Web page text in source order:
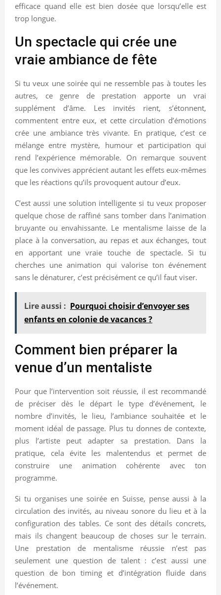
efficace quand elle est bien dosée que lorsqu’elle est
trop longue.
Un spectacle qui crée une
vraie ambiance de fête
Si tu veux une soirée qui ne ressemble pas à toutes les
autres, ce genre de prestation apporte un vrai
supplément d’âme. Les invités rient, s’étonnent,
commentent entre eux, et cette circulation d’émotions
crée une ambiance très vivante. En pratique, c’est ce
mélange entre mystère, humour et participation qui
rend l’expérience mémorable. On remarque souvent
que les convives apprécient autant les effets eux-mêmes
que les réactions qu’ils provoquent autour d’eux.
C’est aussi une solution intelligente si tu veux proposer
quelque chose de raffiné sans tomber dans l’animation
bruyante ou envahissante. Le mentalisme laisse de la
place à la conversation, au repas et aux échanges, tout
en apportant une vraie touche de spectacle. Si tu
cherches une animation qui valorise ton événement
sans le dénaturer, c’est précisément ce qu’il faut viser.
Lire aussi : Pourquoi choisir d’envoyer ses
enfants en colonie de vacances ?
Comment bien préparer la
venue d’un mentaliste
Pour que l’intervention soit réussie, il est recommandé
de préciser dès le départ le type d’événement, le
nombre d’invités, le lieu, l’ambiance souhaitée et le
moment idéal de passage. Plus tu donnes de contexte,
plus l’artiste peut adapter sa prestation. Dans la
pratique, cela évite les malentendus et permet de
construire une animation cohérente avec ton
programme.
Si tu organises une soirée en Suisse, pense aussi à la
circulation des invités, au niveau sonore du lieu et à la
configuration des tables. Ce sont des détails concrets,
mais ils changent beaucoup de choses sur le terrain.
Une prestation de mentalisme réussie n’est pas
seulement une question de talent : c’est aussi une
question de bon timing et d’intégration fluide dans
l’événement.